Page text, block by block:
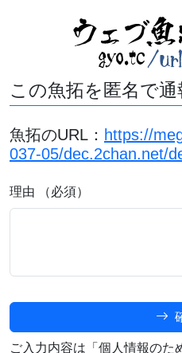
この魚拓を匿名で通
魚拓のURL： https://
037-05/dec.2chan.net/
理由 （必須）
ご入力内容は「個人情報のた